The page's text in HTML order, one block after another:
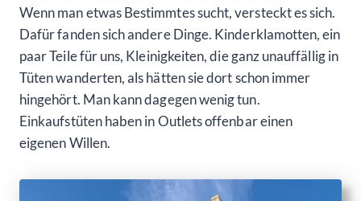
Wenn man etwas Bestimmtes sucht, versteckt es sich.
Dafür fanden sich andere Dinge. Kinderklamotten, ein
paar Teile für uns, Kleinigkeiten, die ganz unauffällig in
Tüten wanderten, als hätten sie dort schon immer
hingehört. Man kann dagegen wenig tun.
Einkaufstüten haben in Outlets offenbar einen
eigenen Willen.